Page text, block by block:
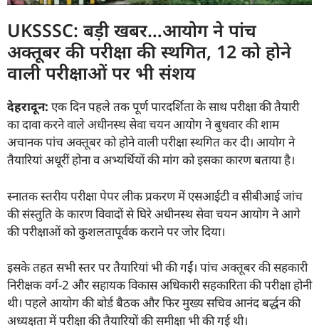
UKSSSC: बड़ी खबर…आयोग ने पांच
अक्तूबर की परीक्षा की स्थगित, 12 को होने
वाली परीक्षाओं पर भी संशय
देहरादून: एक दिन पहले तक पूर्ण पारदर्शिता के साथ परीक्षा की तैयारी
का दावा करने वाले अधीनस्थ सेवा चयन आयोग ने बुधवार की शाम
अचानक पांच अक्तूबर को होने वाली परीक्षा स्थगित कर दी। आयोग ने
तैयारियां अधूरीं होना व अभ्यर्थियों की मांग को इसका कारण बताया है।
स्नातक स्तरीय परीक्षा पेपर लीक प्रकरण में एसआईटी व सीबीआई जांच
की संस्तुति के कारण विवादों से घिरे अधीनस्थ सेवा चयन आयोग ने आगे
की परीक्षाओं को कुशलतापूर्वक कराने पर जोर दिया।
इसके तहत सभी स्तर पर तैयारियां भी की गईं। पांच अक्तूबर की सहकारी
निरीक्षक वर्ग-2 और सहायक विकास अधिकारी सहकारिता की परीक्षा होनी
थी। पहले आयोग की बोर्ड बैठक और फिर मुख्य सचिव आनंद बर्द्धन की
अध्यक्षता में परीक्षा की तैयारियों की समीक्षा भी की गई थी।